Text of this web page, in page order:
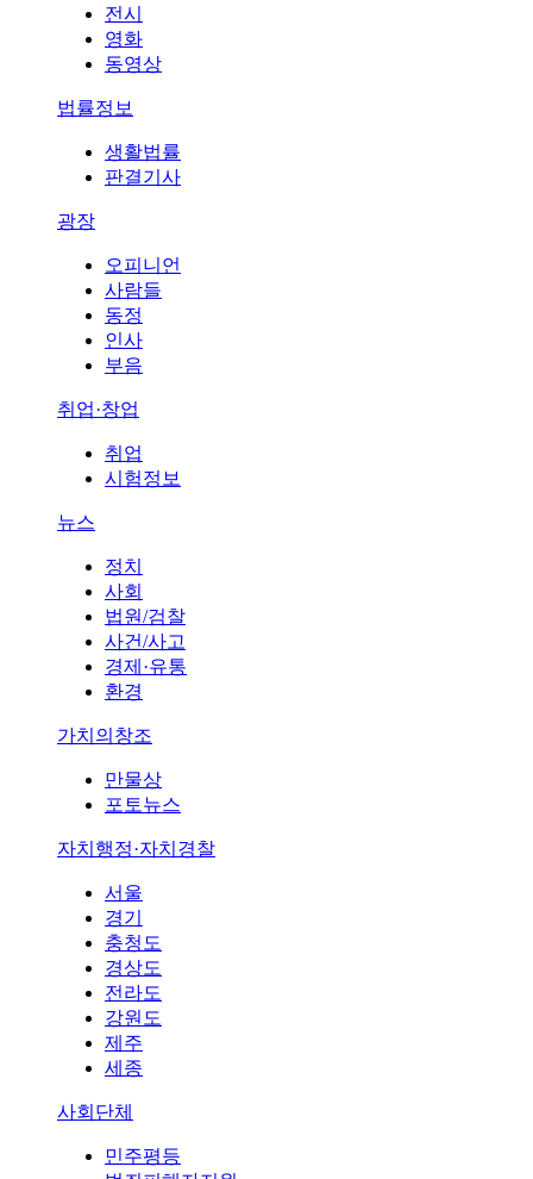
전시
영화
동영상
법률정보
생활법률
판결기사
광장
오피니언
사람들
동정
인사
부음
취업·창업
취업
시험정보
뉴스
정치
사회
법원/검찰
사건/사고
경제·유통
환경
가치의창조
만물상
포토뉴스
자치행정·자치경찰
서울
경기
충청도
경상도
전라도
강원도
제주
세종
사회단체
민주평등